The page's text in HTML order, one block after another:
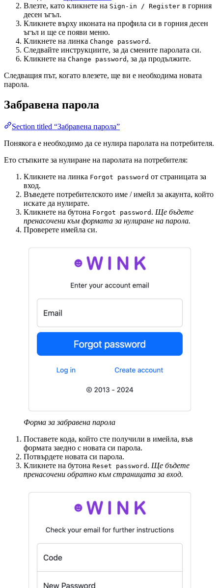
Влезте, като кликнете на Sign-in / Register в горния
десен ъгъл.
Кликнете върху иконата на профила си в горния десен
ъгъл и ще се появи меню.
Кликнете на линка Change password .
Следвайте инструкциите, за да смените паролата си.
Кликнете на Change password , за да продължите.
Следващия път, когато влезете, ще ви е необходима новата
парола.
Забравена парола
Section titled “Забравена парола”
Понякога е необходимо да се нулира паролата на потребителя.
Ето стъпките за нулиране на паролата на потребителя:
Кликнете на линка Forgot password от страницата за
вход.
Въведете потребителското име / имейл за акаунта, който
искате да нулирате.
Кликнете на бутона Forgot password . Ще бъдете
пренасочени към формата за нулиране на парола.
Проверете имейла си.
Форма за забравена парола
Поставете кода, който сте получили в имейла, във
формата заедно с новата си парола.
Потвърдете новата си парола.
Кликнете на бутона Reset password . Ще бъдете
пренасочени обратно към страницата за вход.